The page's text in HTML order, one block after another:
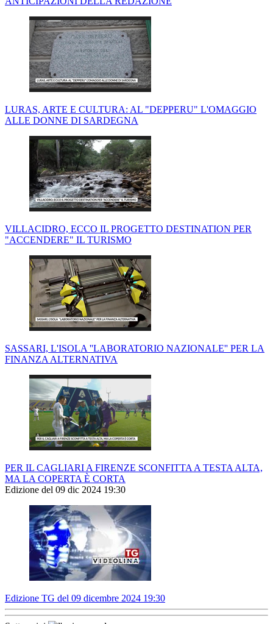
LURAS, ARTE E CULTURA: AL "DEPPERU" L'OMAGGIO
ALLE DONNE DI SARDEGNA
VILLACIDRO, ECCO IL PROGETTO DESTINATION PER
"ACCENDERE" IL TURISMO
SASSARI, L'ISOLA ''LABORATORIO NAZIONALE'' PER LA
FINANZA ALTERNATIVA
PER IL CAGLIARI A FIRENZE SCONFITTA A TESTA ALTA,
MA LA COPERTA È CORTA
Edizione del 09 dic 2024 19:30
Edizione TG del 09 dicembre 2024 19:30